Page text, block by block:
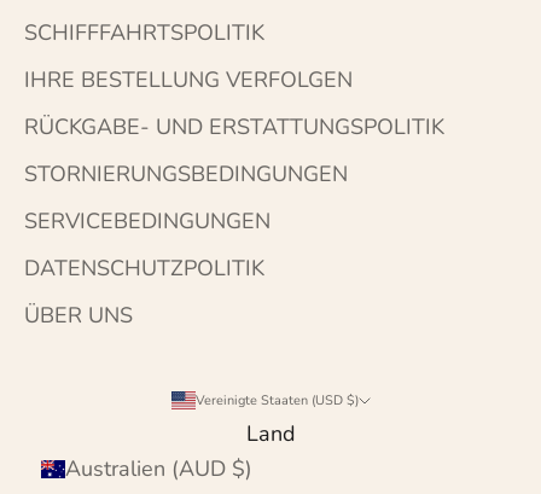
SCHIFFFAHRTSPOLITIK
IHRE BESTELLUNG VERFOLGEN
RÜCKGABE- UND ERSTATTUNGSPOLITIK
STORNIERUNGSBEDINGUNGEN
SERVICEBEDINGUNGEN
DATENSCHUTZPOLITIK
ÜBER UNS
Vereinigte Staaten (USD $)
Land
Australien (AUD $)